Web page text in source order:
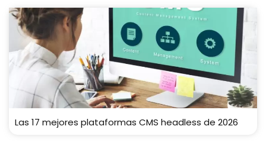
Las 17 mejores plataformas CMS headless de 2026